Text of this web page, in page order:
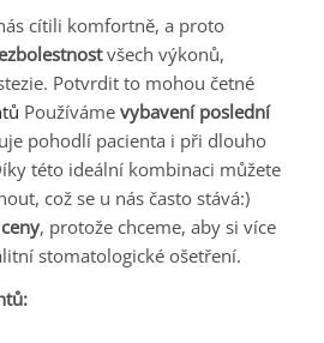
cítili komfortně, a proto
všech výkonů,
Potvrdit to mohou četné
Používáme vybavení poslední
pohodlí pacienta i při dlouho
této ideální kombinaci můžete
což se u nás často stává:)
, protože chceme, aby si více
stomatologické ošetření.